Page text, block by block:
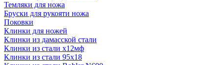
Темляки для ножа
Бруски для рукояти ножа
Поковки
Клинки для ножей
Клинки из дамасской стали
Клинки из стали х12мф
Клинки из стали 95х18